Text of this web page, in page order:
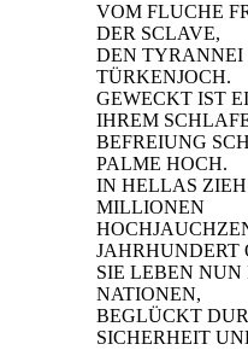
VOM FLUCHE
DER SCLAVE,
DEN TYRANNEI
TÜRKENJOCH.
GEWECKT IST
IHREM
BEFREIUNG
PALME HOCH.
IN HELLAS
MILLIONEN
JAHRHUNDERT
SIE LEBEN NUN
NATIONEN,
BEGLÜCKT
SICHERHEIT